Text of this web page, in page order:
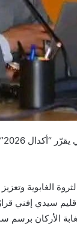
الغابوية وتعزيز
سيدي إفني